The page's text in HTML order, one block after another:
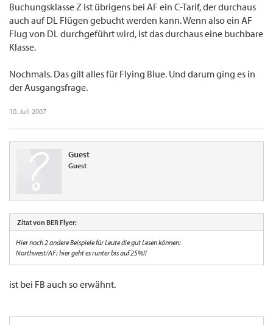
Buchungsklasse Z ist übrigens bei AF ein C-Tarif, der durchaus
auch auf DL Flügen gebucht werden kann. Wenn also ein AF
Flug von DL durchgeführt wird, ist das durchaus eine buchbare
Klasse.
Nochmals. Das gilt alles für Flying Blue. Und darum ging es in
der Ausgangsfrage.
10. Juli 2007
Guest
Guest
Zitat von BER Flyer:
Hier noch 2 andere Beispiele für Leute die gut Lesen können:
Northwest/AF: hier geht es runter bis auf 25%!!
ist bei FB auch so erwähnt.